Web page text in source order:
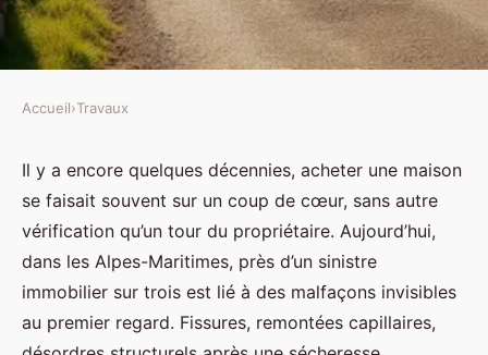
Trouver un expert en bâtiment
dans les Alpes-Maritimes pour
conseils et diagnostics
Auberte•04/03/2026 08:25•13 min de lecture
Accueil›Travaux
Il y a encore quelques décennies, acheter une maison
se faisait souvent sur un coup de cœur, sans autre
vérification qu’un tour du propriétaire. Aujourd’hui,
dans les Alpes-Maritimes, près d’un sinistre
immobilier sur trois est lié à des malfaçons invisibles
au premier regard. Fissures, remontées capillaires,